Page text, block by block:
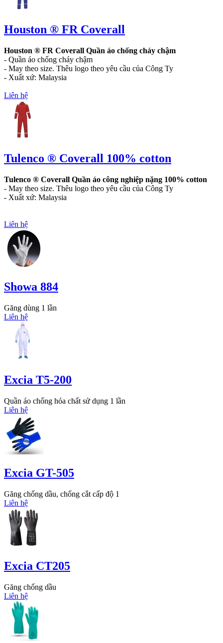
Houston ® FR Coverall
Houston ® FR Coverall Quần áo chống cháy chậm
- Quần áo chống cháy chậm
- May theo size. Thêu logo theo yêu cầu của Công Ty
- Xuất xứ: Malaysia
Liên hệ
Tulenco ® Coverall 100% cotton
Tulenco ® Coverall Quần áo công nghiệp nặng 100% cotton
- May theo size. Thêu logo theo yêu cầu của Công Ty
- Xuất xứ: Malaysia
Liên hệ
Showa 884
Găng dùng 1 lần
Liên hệ
Excia T5-200
Quần áo chống hóa chất sử dụng 1 lần
Liên hệ
Excia GT-505
Găng chống dầu, chống cắt cấp độ 1
Liên hệ
Excia CT205
Găng chống dầu
Liên hệ